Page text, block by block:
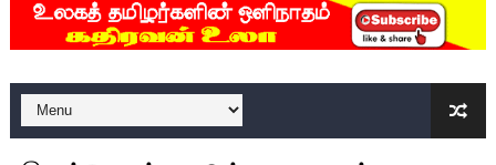
யாழில் தமிழின தலைவர் பிரபாகரனின் பிறந்தநாளை
ஏர்போர்ட்டில் உதைத்த நபர் யார், என்ன நடந்தது?: உண்மையை
சீனா இலங்கையிடம் 8 மில்லியன் அமெரிக்க டொலர் நட்டஈடு